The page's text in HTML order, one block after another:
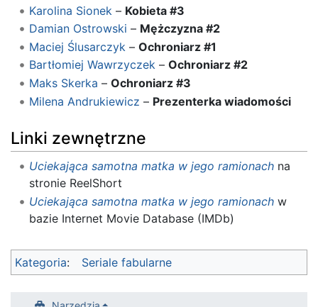
Karolina Sionek – Kobieta #3
Damian Ostrowski – Mężczyzna #2
Maciej Ślusarczyk – Ochroniarz #1
Bartłomiej Wawrzyczek– Ochroniarz #2
Maks Skerka – Ochroniarz #3
Milena Andrukiewicz – Prezenterka wiadomości
Linki zewnętrzne
Uciekająca samotna matka w jego ramionachna
stronie ReelShort
Uciekająca samotna matka w jego ramionachw
bazie Internet Movie Database (IMDb)
Kategoria: Seriale fabularne